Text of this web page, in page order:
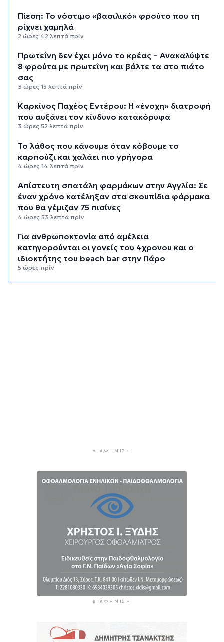
Πίεση: Το νόστιμο «βασιλικό» φρούτο που τη
ρίχνει χαμηλά
2 ώρες 42 λεπτά πρίν
Πρωτεΐνη δεν έχει μόνο το κρέας – Ανακαλύψτε
8 φρούτα με πρωτεΐνη και βάλτε τα στο πιάτο
σας
3 ώρες 15 λεπτά πρίν
Καρκίνος Παχέος Εντέρου: Η «ένοχη» διατροφή
που αυξάνει τον κίνδυνο κατακόρυφα
3 ώρες 52 λεπτά πρίν
Το λάθος που κάνουμε όταν κόβουμε το
καρπούζι και χαλάει πιο γρήγορα
4 ώρες 14 λεπτά πρίν
Απίστευτη σπατάλη φαρμάκων στην Αγγλία: Σε
έναν χρόνο κατέληξαν στα σκουπίδια φάρμακα
που θα γέμιζαν 75 πισίνες
4 ώρες 53 λεπτά πρίν
Για ανθρωποκτονία από αμέλεια
κατηγορούνται οι γονείς του 4χρονου και ο
ιδιοκτήτης του beach bar στην Πάρο
5 ώρες πρίν
Στις 2 Σεπτεμβρίου η παρουσίαση του
οικονομικού προγράμματος της ΕΛ.Α.Σ. στη
ΔΙΑΦΉΜΙΣΗ
ΔΙΑΦΉΜΙΣΗ